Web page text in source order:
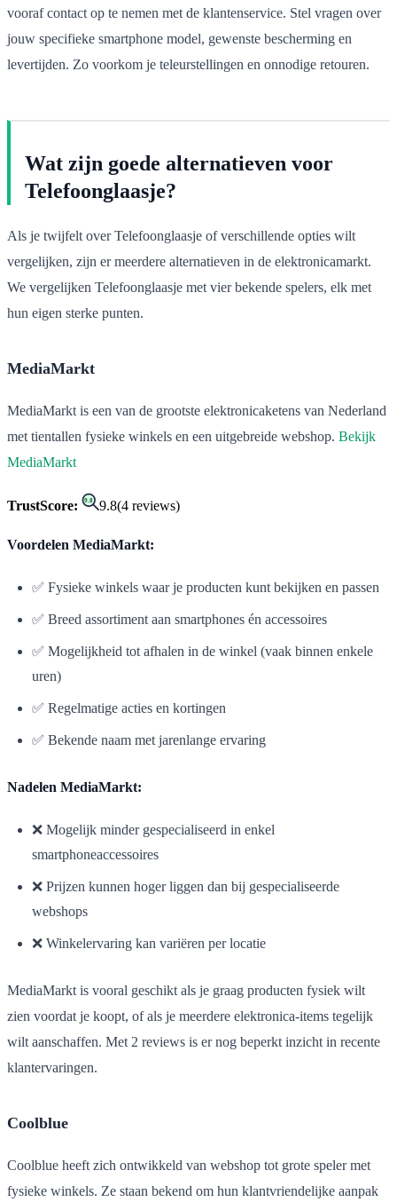
vooraf contact op te nemen met de klantenservice. Stel vragen over
jouw specifieke smartphone model, gewenste bescherming en
levertijden. Zo voorkom je teleurstellingen en onnodige retouren.
Wat zijn goede alternatieven voor
Telefoonglaasje?
Als je twijfelt over Telefoonglaasje of verschillende opties wilt
vergelijken, zijn er meerdere alternatieven in de elektronicamarkt.
We vergelijken Telefoonglaasje met vier bekende spelers, elk met
hun eigen sterke punten.
MediaMarkt
MediaMarkt is een van de grootste elektronicaketens van Nederland
met tientallen fysieke winkels en een uitgebreide webshop. Bekijk
MediaMarkt
TrustScore: 9.8 9.8(4 reviews)
Voordelen MediaMarkt:
✅ Fysieke winkels waar je producten kunt bekijken en passen
✅ Breed assortiment aan smartphones én accessoires
✅ Mogelijkheid tot afhalen in de winkel (vaak binnen enkele
uren)
✅ Regelmatige acties en kortingen
✅ Bekende naam met jarenlange ervaring
Nadelen MediaMarkt:
❌ Mogelijk minder gespecialiseerd in enkel
smartphoneaccessoires
❌ Prijzen kunnen hoger liggen dan bij gespecialiseerde
webshops
❌ Winkelervaring kan variëren per locatie
MediaMarkt is vooral geschikt als je graag producten fysiek wilt
zien voordat je koopt, of als je meerdere elektronica-items tegelijk
wilt aanschaffen. Met 2 reviews is er nog beperkt inzicht in recente
klantervaringen.
Coolblue
Coolblue heeft zich ontwikkeld van webshop tot grote speler met
fysieke winkels. Ze staan bekend om hun klantvriendelijke aanpak